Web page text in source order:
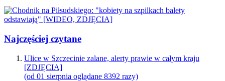
Najczęściej czytane
Ulice w Szczecinie zalane, alerty prawie w całym kraju
[ZDJĘCIA]
(od 01 sierpnia oglądane 8392 razy)